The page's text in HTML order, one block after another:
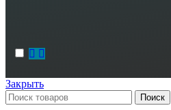
Закрыть
Поиск